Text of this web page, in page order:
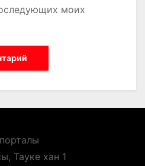
моих
Тауке хан 1